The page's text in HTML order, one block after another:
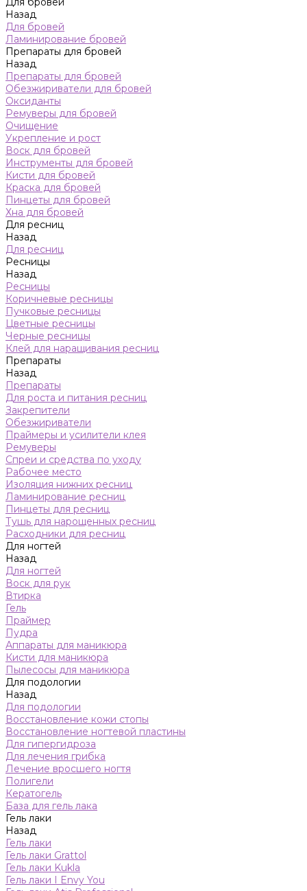
Назад
Для бровей
Ламинирование бровей
Препараты для бровей
Назад
Препараты для бровей
Обезжириватели для бровей
Оксиданты
Ремуверы для бровей
Очищение
Укрепление и рост
Воск для бровей
Инструменты для бровей
Кисти для бровей
Краска для бровей
Пинцеты для бровей
Хна для бровей
Для ресниц
Назад
Для ресниц
Ресницы
Назад
Ресницы
Коричневые ресницы
Пучковые ресницы
Цветные ресницы
Черные ресницы
Клей для наращивания ресниц
Препараты
Назад
Препараты
Для роста и питания ресниц
Закрепители
Обезжириватели
Праймеры и усилители клея
Ремуверы
Спреи и средства по уходу
Рабочее место
Изоляция нижних ресниц
Ламинирование ресниц
Пинцеты для ресниц
Тушь для нарощенных ресниц
Расходники для ресниц
Для ногтей
Назад
Для ногтей
Воск для рук
Втирка
Гель
Праймер
Пудра
Аппараты для маникюра
Кисти для маникюра
Пылесосы для маникюра
Для подологии
Назад
Для подологии
Восстановление кожи стопы
Восстановление ногтевой пластины
Для гипергидроза
Для лечения грибка
Лечение вросшего ногтя
Полигели
Кератогель
База для гель лака
Гель лаки
Назад
Гель лаки
Гель лаки Grattol
Гель лаки Kukla
Гель лаки I Envy You